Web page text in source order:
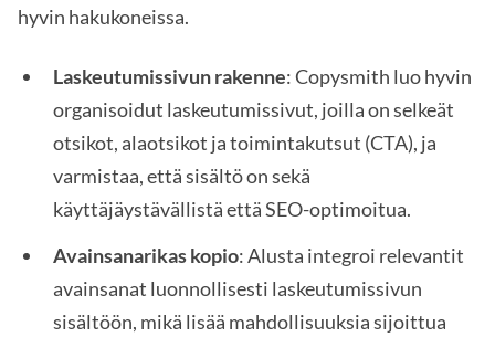
hyvin hakukoneissa.
Laskeutumissivun rakenne: Copysmith luo hyvin
organisoidut laskeutumissivut, joilla on selkeät
otsikot, alaotsikot ja toimintakutsut (CTA), ja
varmistaa, että sisältö on sekä
käyttäjäystävällistä että SEO-optimoitua.
Avainsanarikas kopio: Alusta integroi relevantit
avainsanat luonnollisesti laskeutumissivun
sisältöön, mikä lisää mahdollisuuksia sijoittua